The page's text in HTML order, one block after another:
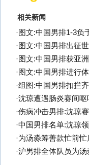
相关新闻
· 图文:中国男排1-3负
· 图文:中国男排出征
· 图文:中国男排获亚
· 图文:中国男排进行
·组图:中国男排扣拦
·沈琼遭遇肠炎赛间
·伤病冲击男排:沈琼
·中国男排名单:沈琼
·为汤淼筹善款忙前
·沪男排全体队员为